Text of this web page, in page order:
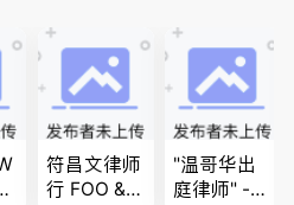
移民签证
、翻译和海
牙认证
符昌文律师
行 FOO & C
"温哥华出
庭律师" -